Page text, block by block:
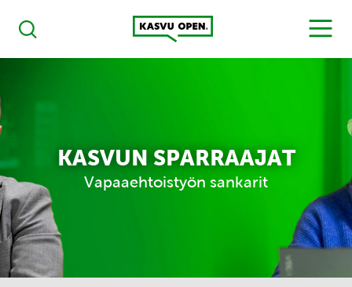
Haku
Kasvu Open
MENU
KASVUN SPARRAAJAT
Vapaaehtoistyön sankarit